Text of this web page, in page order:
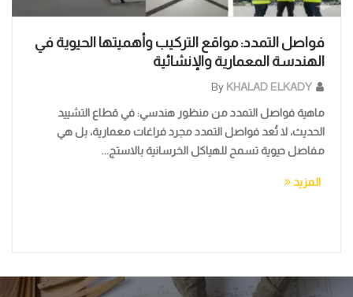
.01068977712 - 01080029701 - الفواصل الانشائية
ByKHALAD ELKADY
ماهية فواصل التمد تُعرف فواصل التمدد "أو فواصل الحركة"
بأنها فراغات هندسية مصممة بدقة داخل الهيكل الإنشائي
لاستيعاب التغيرات الفيزيائية في أبعاد موا...